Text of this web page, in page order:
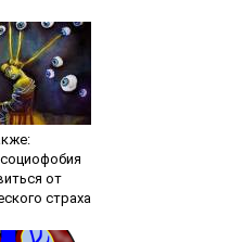
от
страха